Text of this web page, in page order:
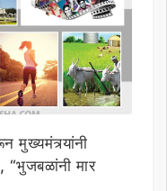
मुख्यमंत्र्यांनी
“भुजबळांनी मार